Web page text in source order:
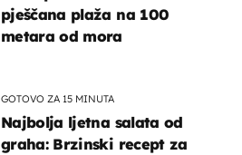
pješčana plaža na 100
metara od mora
GOTOVO ZA 15 MINUTA
Najbolja ljetna salata od
graha: Brzinski recept za